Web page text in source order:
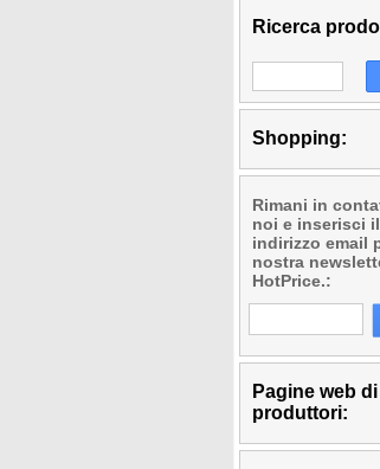
Ricerca
Shopping:
Rimani in
noi e inserisci
indirizzo email
nostra
HotPrice.:
Pagine web
produttori: